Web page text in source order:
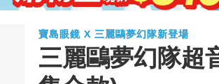
寶島眼鏡 X 三麗鷗夢幻隊新登場
三麗鷗夢幻隊超